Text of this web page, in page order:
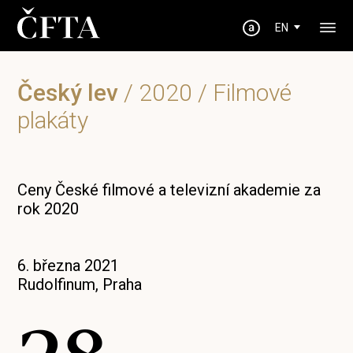
EN
Český lev / 2020 / Filmové
plakáty
Ceny České filmové a televizní akademie za
rok 2020
6. března 2021
Rudolfinum, Praha